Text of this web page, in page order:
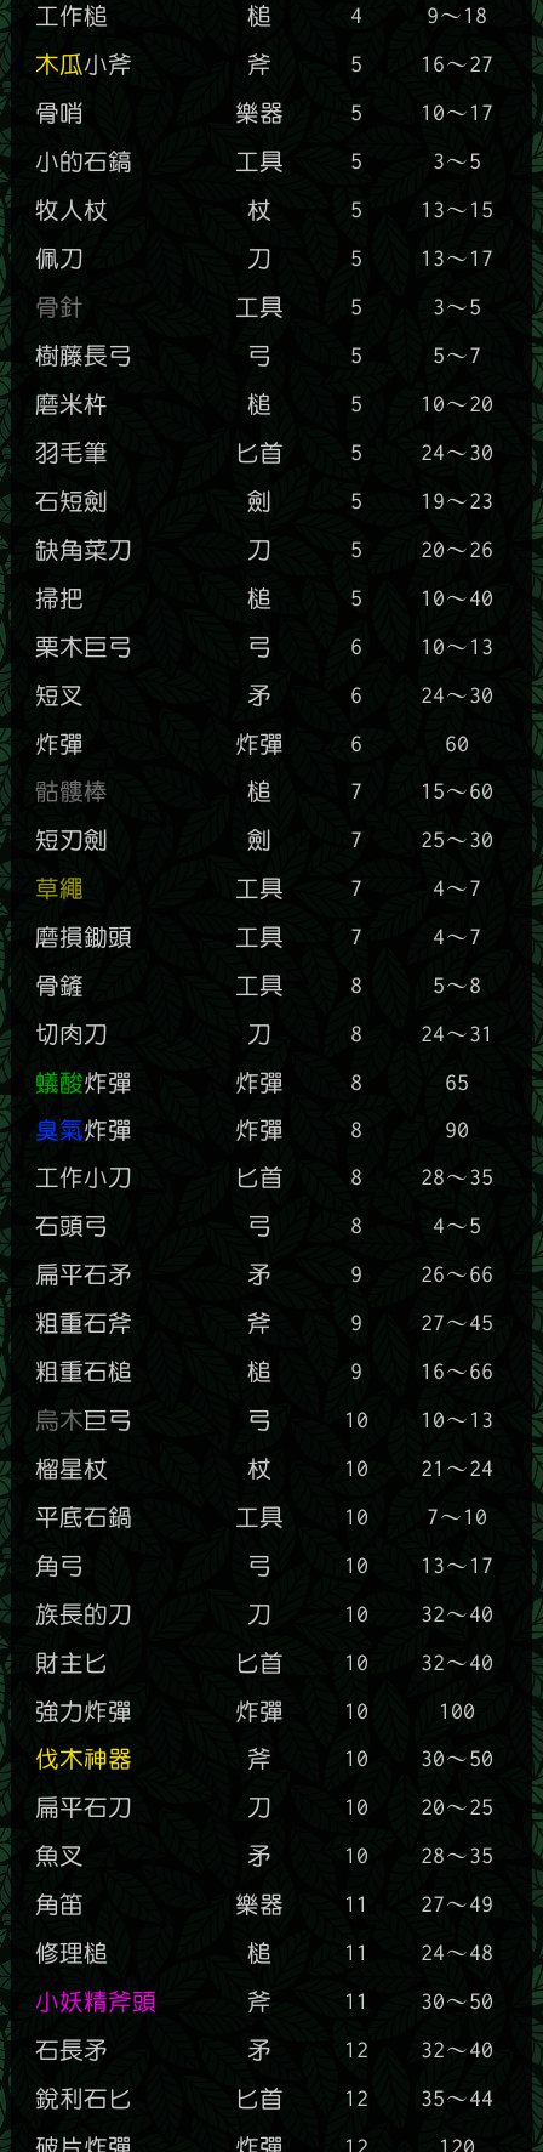
工作槌
槌 4
9～18
木瓜小斧 斧 5
16～27
骨哨
樂器 5
10～17
小的石鎬
工具 5
3～5
牧人杖
杖 5
13～15
佩刀
刀 5
13～17
骨針
工具 5
3～5
樹藤長弓
弓 5
5～7
磨米杵
槌 5
10～20
羽毛筆
匕首 5
24～30
石短劍
劍 5
19～23
缺角菜刀
刀 5
20～26
掃把
槌 5
10～40
栗木巨弓
弓 6
10～13
短叉
矛 6
24～30
炸彈
炸彈 6
60
骷髏棒
槌 7
15～60
短刃劍
劍 7
25～30
草繩
工具 7
4～7
磨損鋤頭
工具 7
4～7
骨鏟
工具 8
5～8
切肉刀
刀 8
24～31
蟻酸炸彈 炸彈 8
65
臭氣炸彈 炸彈 8
90
工作小刀
匕首 8
28～35
石頭弓
弓 8
4～5
扁平石矛
矛 9
26～66
粗重石斧
斧 9
27～45
粗重石槌
槌 9
16～66
烏木巨弓 弓 10
10～13
榴星杖
杖 10
21～24
平底石鍋
工具 10
7～10
角弓
弓 10
13～17
族長的刀
刀 10
32～40
財主匕
匕首 10
32～40
強力炸彈
炸彈 10
100
伐木神器
斧 10
30～50
扁平石刀
刀 10
20～25
魚叉
矛 10
28～35
角笛
樂器 11
27～49
修理槌
槌 11
24～48
小妖精斧頭
斧 11
30～50
石長矛
矛 12
32～40
銳利石匕
匕首 12
35～44